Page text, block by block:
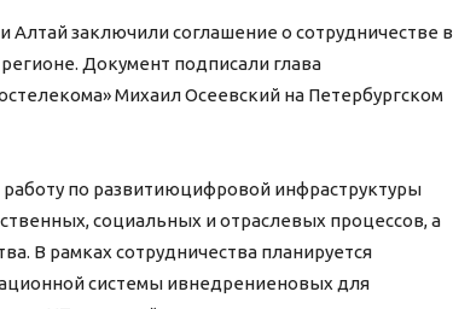
Алтай заключили соглашение о сотрудничестве в
Документ подписали глава
Михаил Осеевский на Петербургском
по развитиюцифровой инфраструктуры
социальных и отраслевых процессов, а
В рамках сотрудничества планируется
системы ивнедрениеновых для